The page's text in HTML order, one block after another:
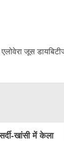
एलोवेरा जूस
खांसी में केला